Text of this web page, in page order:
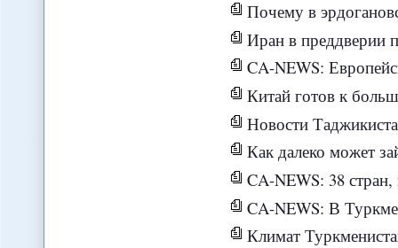
Почему в
Иран в преддверии
CA-NEWS: Европейский вектор
Китай готов к
Новости Таджикистана
Как далеко может
CA-NEWS: 38 стран, включая
CA-NEWS: В
Климат Туркменистана